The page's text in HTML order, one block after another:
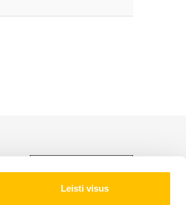
Leisti visus